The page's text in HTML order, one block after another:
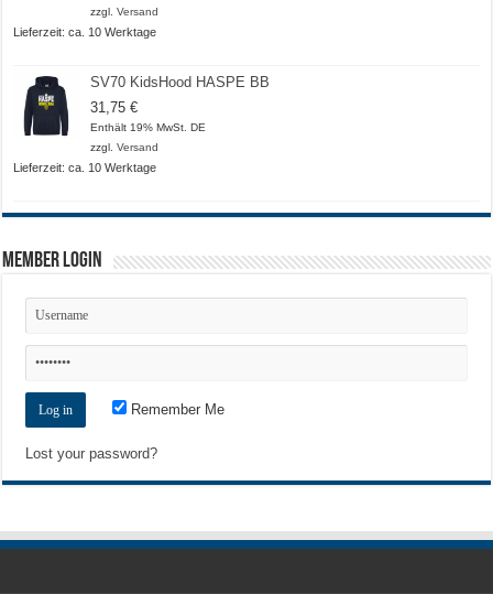
zzgl.Versand
Lieferzeit: ca. 10 Werktage
SV70 KidsHood HASPE BB
31,75€
Enthält 19% MwSt. DE
zzgl.Versand
Lieferzeit: ca. 10 Werktage
Member Login
Remember Me
Lost your password?